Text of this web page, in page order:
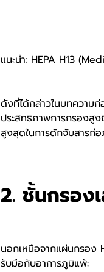
แนะนำ: HEPA H13
ดังที่ได้กล่าวในบทความ
ประสิทธิภาพการกรองสู
สูงสุดในการดักจับสารก่อ
2. ชั้นกรอง
นอกเหนือจากแผ่นกรอง
รับมือกับอาการภูมิแพ้: